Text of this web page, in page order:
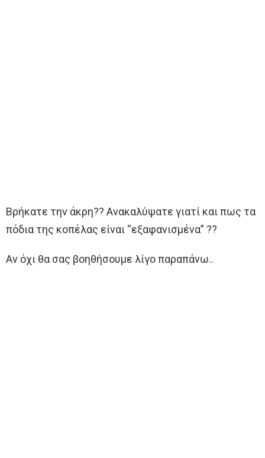
Βρήκατε την άκρη?? Ανακαλύψατε γιατί και πως τα
πόδια της κοπέλας είναι “εξαφανισμένα” ??
Αν όχι θα σας βοηθήσουμε λίγο παραπάνω..